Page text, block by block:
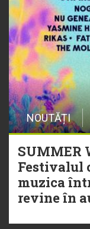
NOUTĂȚI
SUMMER
Festivalul
muzica
revine în